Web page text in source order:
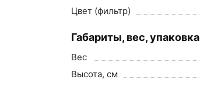
Цвет (фильтр)
Габариты, вес, упаковка
Вес
Высота, см